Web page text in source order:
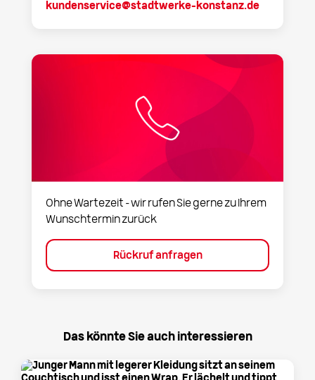
kundenservice@stadtwerke-konstanz.de
Ohne Wartezeit – wir rufen Sie gerne zu Ihrem
Wunschtermin zurück
Rückruf anfragen
Das könnte Sie auch interessieren